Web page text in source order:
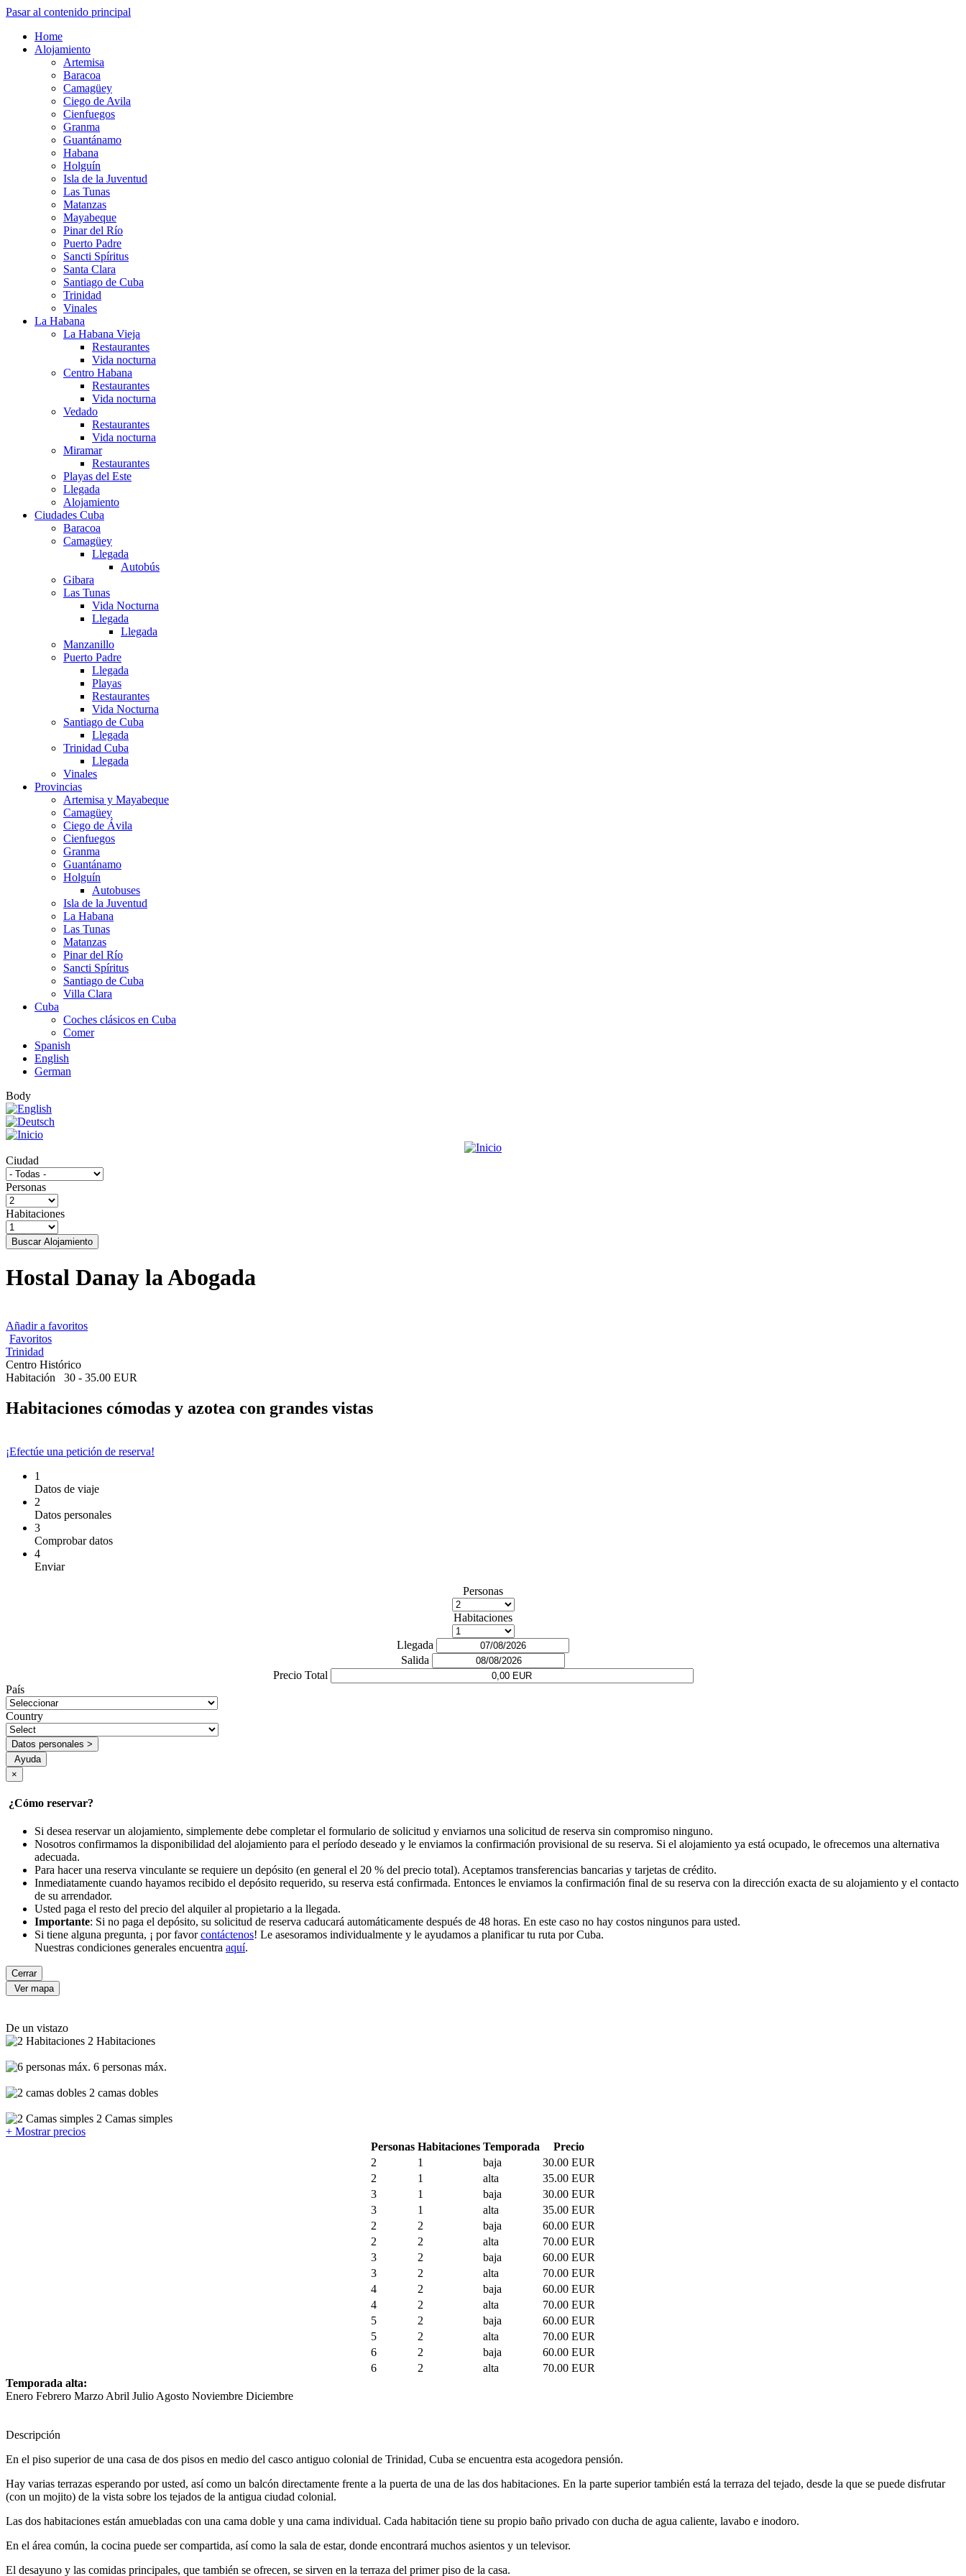
Pasar al contenido principal
Home
Alojamiento
Artemisa
Baracoa
Camagüey
Ciego de Avila
Cienfuegos
Granma
Guantánamo
Habana
Holguín
Isla de la Juventud
Las Tunas
Matanzas
Mayabeque
Pinar del Río
Puerto Padre
Sancti Spíritus
Santa Clara
Santiago de Cuba
Trinidad
Vinales
La Habana
La Habana Vieja
Restaurantes
Vida nocturna
Centro Habana
Restaurantes
Vida nocturna
Vedado
Restaurantes
Vida nocturna
Miramar
Restaurantes
Playas del Este
Llegada
Alojamiento
Ciudades Cuba
Baracoa
Camagüey
Llegada
Autobús
Gibara
Las Tunas
Vida Nocturna
Llegada
Llegada
Manzanillo
Puerto Padre
Llegada
Playas
Restaurantes
Vida Nocturna
Santiago de Cuba
Llegada
Trinidad Cuba
Llegada
Vinales
Provincias
Artemisa y Mayabeque
Camagüey
Ciego de Ávila
Cienfuegos
Granma
Guantánamo
Holguín
Autobuses
Isla de la Juventud
La Habana
Las Tunas
Matanzas
Pinar del Río
Sancti Spíritus
Santiago de Cuba
Villa Clara
Cuba
Coches clásicos en Cuba
Comer
Spanish
English
German
Body
Ciudad
Personas
Habitaciones
Buscar Alojamiento
Hostal Danay la Abogada
Añadir a favoritos
Favoritos
Trinidad
Centro Histórico
Habitación
30 - 35.00 EUR
Habitaciones cómodas y azotea con grandes vistas
¡Efectúe una petición de reserva!
1
Datos de viaje
2
Datos personales
3
Comprobar datos
4
Enviar
Personas
Habitaciones
Llegada
Salida
Precio Total
País
Country
Datos personales >
Ayuda
×
¿Cómo reservar?
Si desea reservar un alojamiento, simplemente debe completar el formulario de solicitud y enviarnos una solicitud de reserva sin compromiso ninguno.
Nosotros confirmamos la disponibilidad del alojamiento para el período deseado y le enviamos la confirmación provisional de su reserva. Si el alojamiento ya está ocupado, le ofrecemos una alternativa
adecuada.
Para hacer una reserva vinculante se requiere un depósito (en general el 20 % del precio total). Aceptamos transferencias bancarias y tarjetas de crédito.
Inmediatamente cuando hayamos recibido el depósito requerido, su reserva está confirmada. Entonces le enviamos la confirmación final de su reserva con la dirección exacta de su alojamiento y el contacto
de su arrendador.
Usted paga el resto del precio del alquiler al propietario a la llegada.
Importante: Si no paga el depósito, su solicitud de reserva caducará automáticamente después de 48 horas. En este caso no hay costos ningunos para usted.
Si tiene alguna pregunta, ¡ por favorcontáctenos! Le asesoramos individualmente y le ayudamos a planificar tu ruta por Cuba.
Nuestras condiciones generales encuentra aquí.
Cerrar
Ver mapa
De un vistazo
2 Habitaciones
6 personas máx.
2 camas dobles
2 Camas simples
+ Mostrar precios
Personas Habitaciones Temporada
Precio
2
1 baja
30.00 EUR
2
1 alta
35.00 EUR
3
1 baja
30.00 EUR
3
1 alta
35.00 EUR
2
2 baja
60.00 EUR
2
2 alta
70.00 EUR
3
2 baja
60.00 EUR
3
2 alta
70.00 EUR
4
2 baja
60.00 EUR
4
2 alta
70.00 EUR
5
2 baja
60.00 EUR
5
2 alta
70.00 EUR
6
2 baja
60.00 EUR
6
2 alta
70.00 EUR
Temporada alta:
Enero Febrero Marzo Abril Julio Agosto Noviembre Diciembre
Descripción
En el piso superior de una casa de dos pisos en medio del casco antiguo colonial de Trinidad, Cuba se encuentra esta acogedora pensión.
Hay varias terrazas esperando por usted, así como un balcón directamente frente a la puerta de una de las dos habitaciones. En la parte superior también está la terraza del tejado, desde la que se puede disfrutar
(con un mojito) de la vista sobre los tejados de la antigua ciudad colonial.
Las dos habitaciones están amuebladas con una cama doble y una cama individual. Cada habitación tiene su propio baño privado con ducha de agua caliente, lavabo e inodoro.
En el área común, la cocina puede ser compartida, así como la sala de estar, donde encontrará muchos asientos y un televisor.
El desayuno y las comidas principales, que también se ofrecen, se sirven en la terraza del primer piso de la casa.